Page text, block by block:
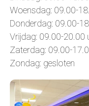
Woensdag: 09.00-
Donderdag: 09.00-
Vrijdag: 09.00-20.00
Zaterdag: 09.00-
Zondag: gesloten